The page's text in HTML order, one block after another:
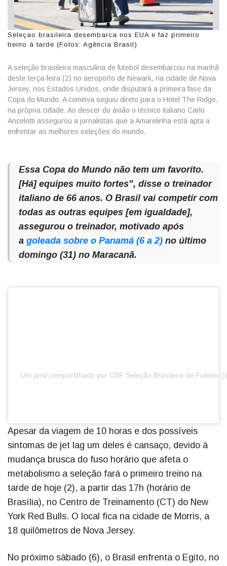
Seleçao brasileira desembarca nos EUA e faz primeiro
treino à tarde (Fotos: Agência Brasil)
A seleção brasileira masculina de futebol desembarcou na manhã
deste terça-feira (2) no aeroporto de Newark, na cidade de Nova
Jersey, nos Estados Unidos, onde disputará a primeira fase da
Copa do Mundo. A comitiva seguiu direto para o Hotel The Ridge,
na própria cidade. Ao descer do avião o técnico italiano Carlo
Ancelotti assegurou a jornalistas que a Amarelinha está apta a
enfrentar as melhores seleções do mundo.
Essa Copa do Mundo não tem um favorito.
[Há] equipes muito fortes", disse o treinador
italiano de 66 anos. O Brasil vai competir com
todas as outras equipes [em igualdade],
assegurou o treinador, motivado após
a goleada sobre o Panamá (6 a 2) no último
domingo (31) no Maracanã.
Um post compartilhado por CBF Seleção Brasileira de Futebol
Apesar da viagem de 10 horas e dos possíveis
sintomas de jet lag um deles é cansaço, devido à
mudança brusca do fuso horário que afeta o
metabolismo a seleção fará o primeiro treino na
tarde de hoje (2), a partir das 17h (horário de
Brasília), no Centro de Treinamento (CT) do New
York Red Bulls. O local fica na cidade de Morris, a
18 quilômetros de Nova Jersey.
No próximo sábado (6), o Brasil enfrenta o Egito, no